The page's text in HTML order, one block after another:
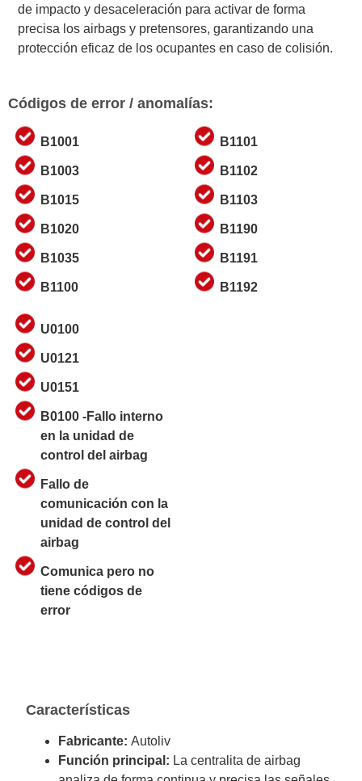
de impacto y desaceleración para activar de forma
precisa los airbags y pretensores, garantizando una
protección eficaz de los ocupantes en caso de colisión.
Códigos de error / anomalías:
B1001
B1003
B1015
B1020
B1035
B1100
B1101
B1102
B1103
B1190
B1191
B1192
U0100
U0121
U0151
B0100 -Fallo interno
en la unidad de
control del airbag
Fallo de
comunicación con la
unidad de control del
airbag
Comunica pero no
tiene códigos de
error
Características
Fabricante:Autoliv
Función principal: La centralita de airbag